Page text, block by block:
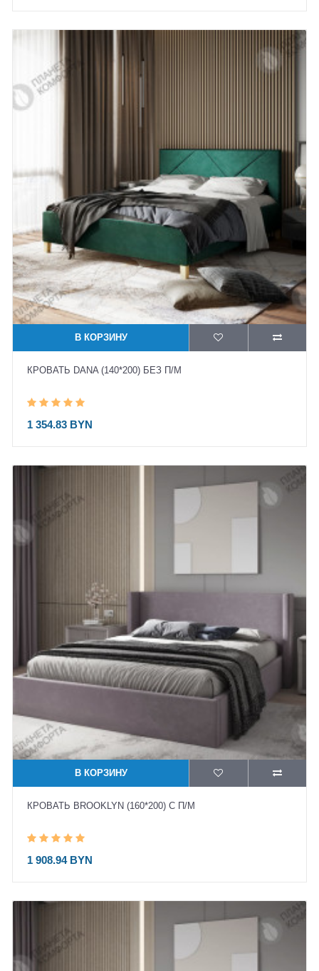
В КОРЗИНУ
КРОВАТЬ DANA (140*200) БЕЗ П/М
1 354.83 BYN
В КОРЗИНУ
КРОВАТЬ BROOKLYN (160*200) С П/М
1 908.94 BYN